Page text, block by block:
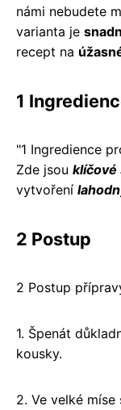
námi nebudete
varianta je
recept na
1
"1 Ingredience
Zde jsou klíčové
vytvoření
2 Postup
2 Postup
1. Špenát
kousky.
2. Ve velké